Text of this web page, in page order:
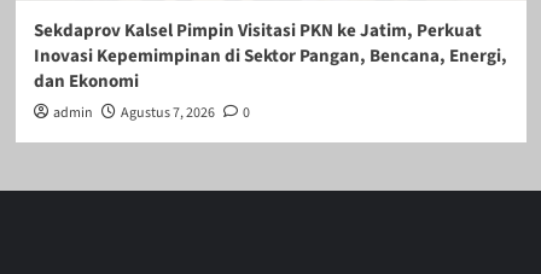
Sekdaprov Kalsel Pimpin Visitasi PKN ke Jatim, Perkuat
Inovasi Kepemimpinan di Sektor Pangan, Bencana, Energi,
dan Ekonomi
admin Agustus 7, 2026 0